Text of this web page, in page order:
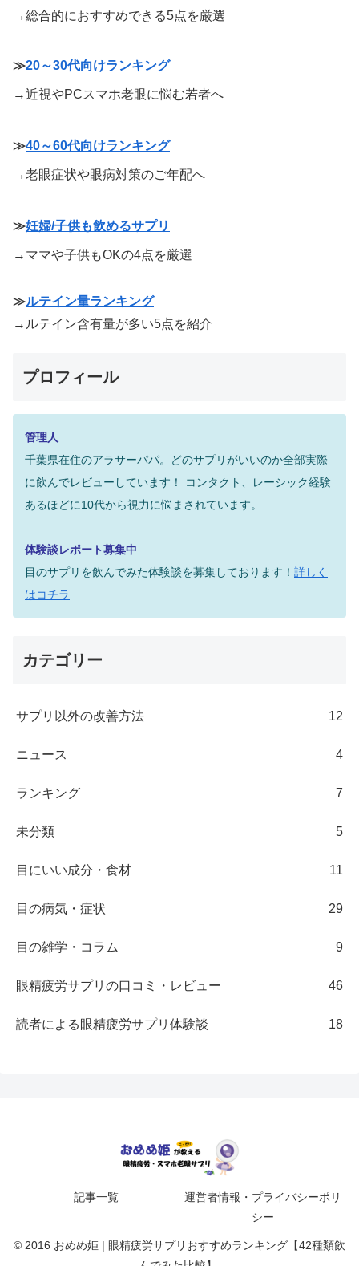
→総合的におすすめできる5点を厳選
≫20～30代向けランキング
→近視やPCスマホ老眼に悩む若者へ
≫40～60代向けランキング
→老眼症状や眼病対策のご年配へ
≫妊婦/子供も飲めるサプリ
→ママや子供もOKの4点を厳選
≫ルテイン量ランキング
→ルテイン含有量が多い5点を紹介
プロフィール
管理人
千葉県在住のアラサーパパ。どのサプリがいいのか全部実際
に飲んでレビューしています！
コンタクト、レーシック経験
あるほどに10代から視力に悩まされています。
体験談レポート募集中
目のサプリを飲んでみた体験談を募集しております！ 詳しく
はコチラ
カテゴリー
サプリ以外の改善方法 12
ニュース 4
ランキング 7
未分類 5
目にいい成分・食材 11
目の病気・症状 29
目の雑学・コラム 9
眼精疲労サプリの口コミ・レビュー 46
読者による眼精疲労サプリ体験談 18
記事一覧
運営者情報・プライバシーポリ
シー
© 2016 おめめ姫 | 眼精疲労サプリおすすめランキング【42種類飲